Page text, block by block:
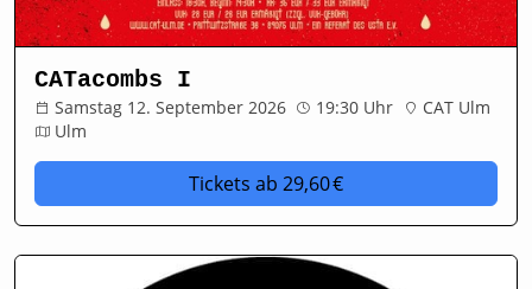
CATacombs I
Samstag 12. September 2026 19:30 Uhr
CAT Ulm
Ulm
Tickets ab 29,60 €